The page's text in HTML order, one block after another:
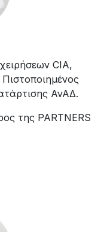
CIA,
ΑνΑΔ.
της PARTNERS